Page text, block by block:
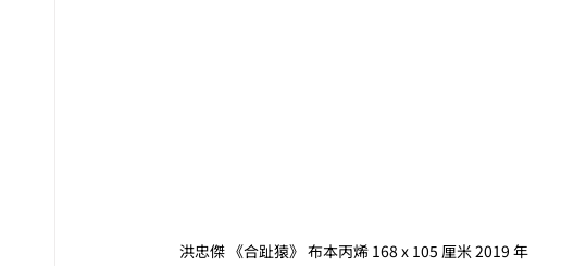
洪忠傑 《合趾猿》 布本丙烯 168 x 105 厘米 2019 年